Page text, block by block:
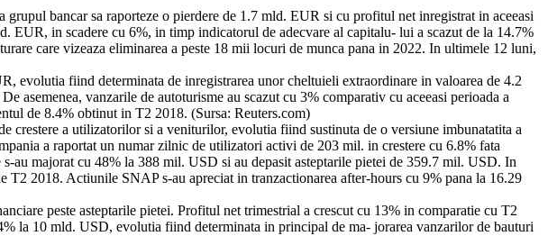
bancar sa raporteze o pierdere de 1.7 mld. EUR si cu profitul net inregistrat in aceeasi
in scadere cu 6%, in timp indicatorul de adecvare al capitalu- lui a scazut de la 14.7%
care vizeaza eliminarea a peste 18 mii locuri de munca pana in 2022. In ultimele 12 luni,
evolutia fiind determinata de inregistrarea unor cheltuieli extraordinare in valoarea de 4.2
vanzarile de autoturisme au scazut cu 3% comparativ cu aceeasi perioada a
de 8.4% obtinut in T2 2018. (Sursa: Reuters.com)
crestere a utilizatorilor si a veniturilor, evolutia fiind sustinuta de o versiune imbunatatita a
a raportat un numar zilnic de utilizatori activi de 203 mil. in crestere cu 6.8% fata
au majorat cu 48% la 388 mil. USD si au depasit asteptarile pietei de 359.7 mil. USD. In
2018. Actiunile SNAP s-au apreciat in tranzactionarea after-hours cu 9% pana la 16.29
peste asteptarile pietei. Profitul net trimestrial a crescut cu 13% in comparatie cu T2
la 10 mld. USD, evolutia fiind determinata in principal de ma- jorarea vanzarilor de bauturi